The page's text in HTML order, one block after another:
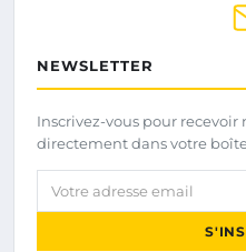
NEWSLETTER
Inscrivez-vous pour recevoir
directement dans votre
Votre adresse email